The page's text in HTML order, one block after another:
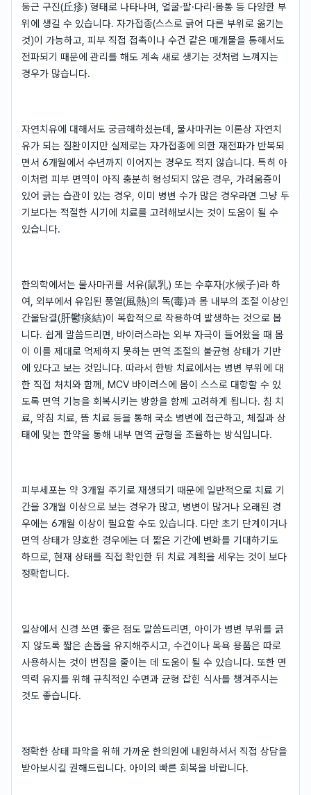
둥근 구진(丘疹) 형태로 나타나며, 얼굴·팔·다리·몸통 등 다양한 부
위에 생길 수 있습니다. 자가접종(스스로 긁어 다른 부위로 옮기는
것)이 가능하고, 피부 직접 접촉이나 수건 같은 매개물을 통해서도
전파되기 때문에 관리를 해도 계속 새로 생기는 것처럼 느껴지는
경우가 많습니다.
자연치유에 대해서도 궁금해하셨는데, 물사마귀는 이론상 자연치
유가 되는 질환이지만 실제로는 자가접종에 의한 재전파가 반복되
면서 6개월에서 수년까지 이어지는 경우도 적지 않습니다. 특히 아
이처럼 피부 면역이 아직 충분히 형성되지 않은 경우, 가려움증이
있어 긁는 습관이 있는 경우, 이미 병변 수가 많은 경우라면 그냥 두
기보다는 적절한 시기에 치료를 고려해보시는 것이 도움이 될 수
있습니다.
한의학에서는 물사마귀를 서유(鼠乳) 또는 수후자(水候子)라 하
여, 외부에서 유입된 풍열(風熱)의 독(毒)과 몸 내부의 조절 이상인
간울담결(肝鬱痰結)이 복합적으로 작용하여 발생하는 것으로 봅
니다. 쉽게 말씀드리면, 바이러스라는 외부 자극이 들어왔을 때 몸
이 이를 제대로 억제하지 못하는 면역 조절의 불균형 상태가 기반
에 있다고 보는 것입니다. 따라서 한방 치료에서는 병변 부위에 대
한 직접 처치와 함께, MCV 바이러스에 몸이 스스로 대항할 수 있
도록 면역 기능을 회복시키는 방향을 함께 고려하게 됩니다. 침 치
료, 약침 치료, 뜸 치료 등을 통해 국소 병변에 접근하고, 체질과 상
태에 맞는 한약을 통해 내부 면역 균형을 조율하는 방식입니다.
피부세포는 약 3개월 주기로 재생되기 때문에 일반적으로 치료 기
간을 3개월 이상으로 보는 경우가 많고, 병변이 많거나 오래된 경
우에는 6개월 이상이 필요할 수도 있습니다. 다만 초기 단계이거나
면역 상태가 양호한 경우에는 더 짧은 기간에 변화를 기대하기도
하므로, 현재 상태를 직접 확인한 뒤 치료 계획을 세우는 것이 보다
정확합니다.
일상에서 신경 쓰면 좋은 점도 말씀드리면, 아이가 병변 부위를 긁
지 않도록 짧은 손톱을 유지해주시고, 수건이나 목욕 용품은 따로
사용하시는 것이 번짐을 줄이는 데 도움이 될 수 있습니다. 또한 면
역력 유지를 위해 규칙적인 수면과 균형 잡힌 식사를 챙겨주시는
것도 좋습니다.
정확한 상태 파악을 위해 가까운 한의원에 내원하셔서 직접 상담을
받아보시길 권해드립니다. 아이의 빠른 회복을 바랍니다.